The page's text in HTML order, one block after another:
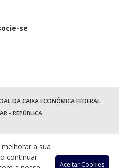
se
DA CAIXA ECONÔMICA FEDERAL
- REPÚBLICA
a sua
continuar
Aceitar Cookies